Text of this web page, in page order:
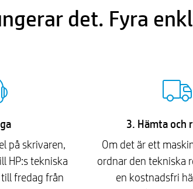
det. Fyra
på skrivaren,
HP:s tekniska
fredag ​​från
3. Hämta och
Om det är ett
ordnar den tekniska
en kostnadsfri